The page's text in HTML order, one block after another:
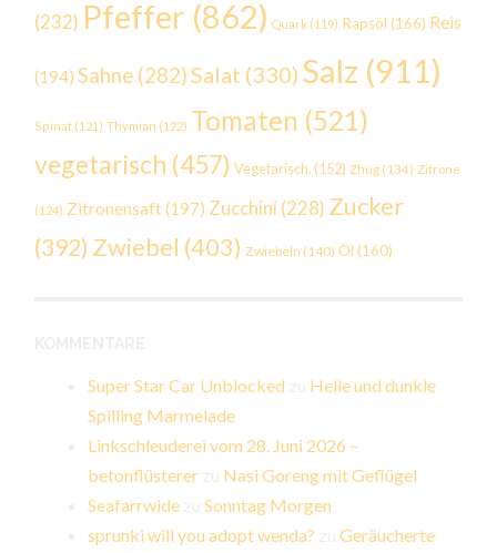
(232) Pfeffer (862) Quark (119) Rapsöl (166) Reis
(194) Sahne (282)Salat (330) Salz (911)
Spinat (121) Thymian (122) Tomaten (521)
vegetarisch (457) Vegetarisch. (152) Zhug (134) Zitrone
(124) Zitronensaft(197) Zucchini (228) Zucker
(392) Zwiebel (403) Zwiebeln (140) Öl (160)
Super Star Car Unblocked
Helle und dunkle
Spilling Marmelade
Linkschleuderei vom 28. Juni 2026 –
betonflüsterer
Nasi Goreng mit Geflügel
Seafarrwide zuSonntag Morgen
sprunki will you adopt wenda? zuGeräucherte